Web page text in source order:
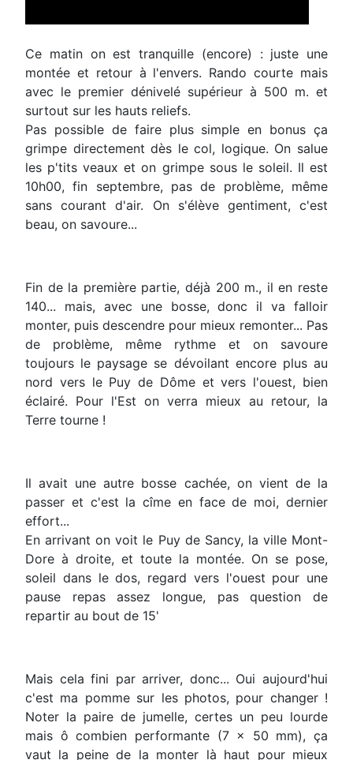
Ce matin on est tranquille (encore) : juste une
montée et retour à l'envers. Rando courte mais
avec le premier dénivelé supérieur à 500 m. et
surtout sur les hauts reliefs.
Pas possible de faire plus simple en bonus ça
grimpe directement dès le col, logique. On salue
les p'tits veaux et on grimpe sous le soleil. Il est
10h00, fin septembre, pas de problème, même
sans courant d'air. On s'élève gentiment, c'est
beau, on savoure...
Fin de la première partie, déjà 200 m., il en reste
140... mais, avec une bosse, donc il va falloir
monter, puis descendre pour mieux remonter... Pas
de problème, même rythme et on savoure
toujours le paysage se dévoilant encore plus au
nord vers le Puy de Dôme et vers l'ouest, bien
éclairé. Pour l'Est on verra mieux au retour, la
Terre tourne !
Il avait une autre bosse cachée, on vient de la
passer et c'est la cîme en face de moi, dernier
effort...
En arrivant on voit le Puy de Sancy, la ville Mont-
Dore à droite, et toute la montée. On se pose,
soleil dans le dos, regard vers l'ouest pour une
pause repas assez longue, pas question de
repartir au bout de 15'
Mais cela fini par arriver, donc... Oui aujourd'hui
c'est ma pomme sur les photos, pour changer !
Noter la paire de jumelle, certes un peu lourde
mais ô combien performante (7 x 50 mm), ça
vaut la peine de la monter là haut pour mieux